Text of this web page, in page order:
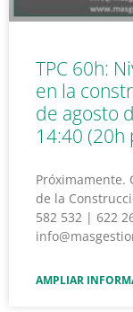
TPC 60h:
en la
de agosto
14:40 (20h
Próximamente.
de la
582 532 | 622
AMPLIAR